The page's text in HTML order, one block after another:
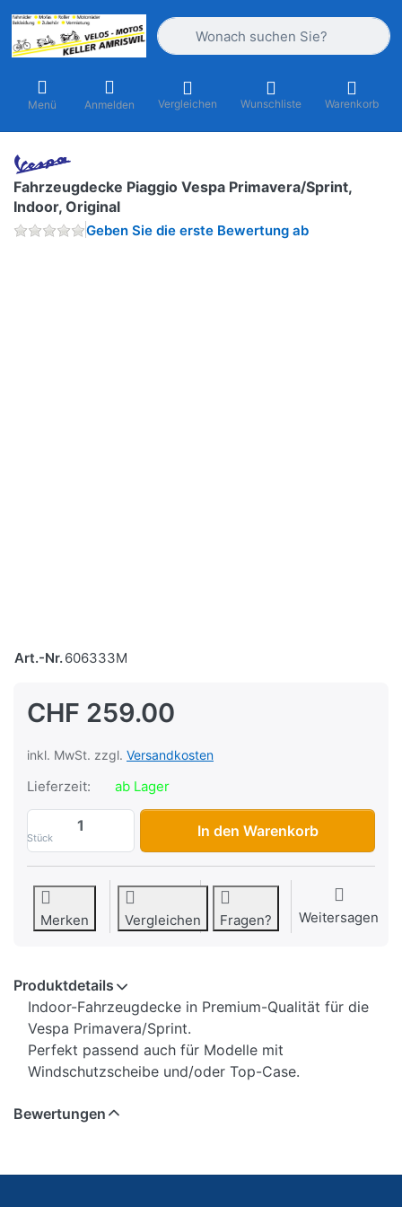
Geben Sie einen Suchbegriff ein.
Menü Anmelden Vergleichen Wunschliste Warenkorb
Fahrzeugdecke Piaggio Vespa Primavera/Sprint,
Indoor, Original
Geben Sie die erste Bewertung ab
Art.-Nr.606333M
CHF 259.00
inkl. MwSt. zzgl. Versandkosten
Lieferzeit: ab Lager
Stück
Fahrzeugdecke Piaggio Vespa
In den Warenkorb
Merken Vergleichen Fragen? Weitersagen
Produktdetails
Indoor-Fahrzeugdecke in Premium-Qualität für die
Vespa Primavera/Sprint.
Perfekt passend auch für Modelle mit
Windschutzscheibe und/oder Top-Case.
Bewertungen